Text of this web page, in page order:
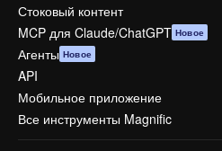
Стоковый контент
MCP для Claude/ChatGPT Новое
Агенты Новое
API
Мобильное приложение
Все инструменты Magnific